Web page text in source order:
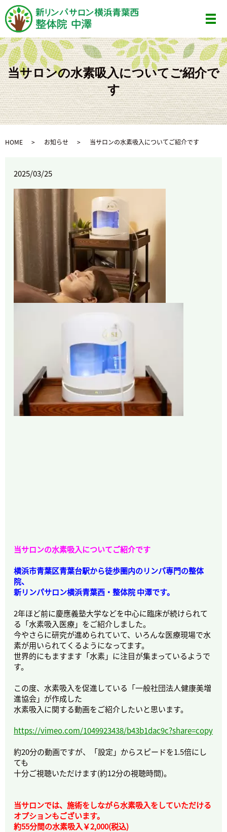
メ
当サロンの水素吸入についてご紹介で
す
HOME お知らせ 当サロンの水素吸入についてご紹介です
2025/03/25
当サロンの水素吸入についてご紹介です
横浜市青葉区青葉台駅から徒歩圏内のリンパ専門の整体
院、
新リンパサロン横浜青葉西・整体院 中澤です。
2年ほど前に慶應義塾大学などを中心に臨床が続けられて
る「水素吸入医療」をご紹介しました。
今やさらに研究が進められていて、いろんな医療現場で水
素が用いられてくるようになってます。
世界的にもますます「水素」に注目が集まっているようで
す。
この度、水素吸入を促進している「一般社団法人健康美増
進協会」が作成した
水素吸入に関する動画をご紹介したいと思います。
https://vimeo.com/1049923438/b43b1dac9c?share=copy
約20分の動画ですが、「設定」からスピードを1.5倍にし
ても
十分ご視聴いただけます(約12分の視聴時間)。
当サロンでは、施術をしながら水素吸入をしていただける
オプションもございます。
約55分間の水素吸入￥2,000(税込)